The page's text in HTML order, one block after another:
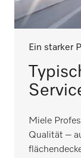
Ein starker
Miele
Qualität –